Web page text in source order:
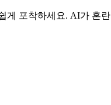
포착하세요. AI가 혼